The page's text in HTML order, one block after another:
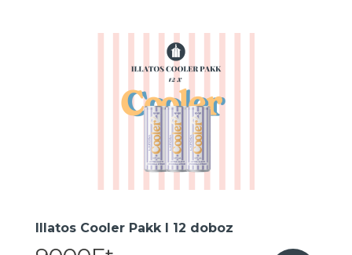
Illatos Cooler Pakk I 12 doboz